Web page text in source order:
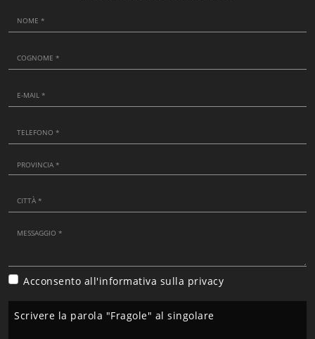
Acconsento all'informativa sulla privacy
Scrivere la parola "Fragole" al singolare